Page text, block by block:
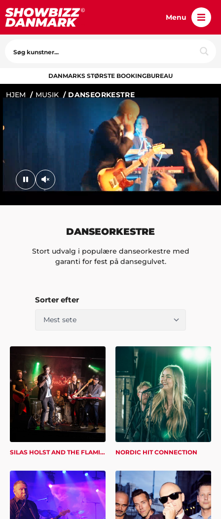
Menu
DANMARKS STØRSTE BOOKINGBUREAU
DANSEORKESTRE
Stort udvalg i populære danseorkestre med
garanti for fest på dansegulvet.
HJEM MUSIK DANSEORKESTRE
Sorter efter
SILAS HOLST AND THE FLAMINGO ORCHESTRA NORDIC HIT CONNECTION